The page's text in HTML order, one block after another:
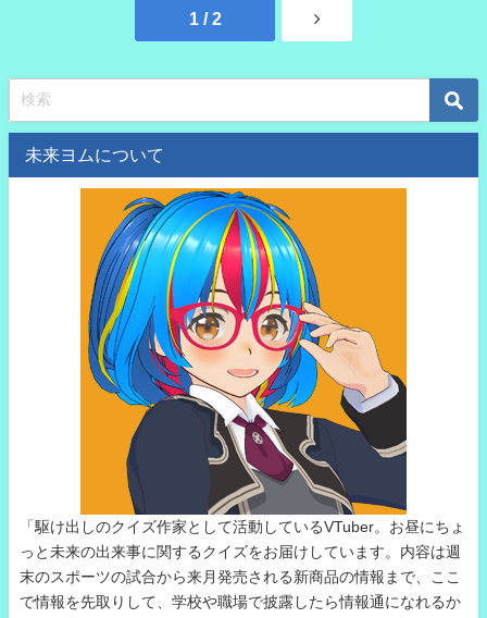
1 / 2
未来ヨムについて
「駆け出しのクイズ作家として活動しているVTuber。お昼にちょ
っと未来の出来事に関するクイズをお届けしています。内容は週
末のスポーツの試合から来月発売される新商品の情報まで、ここ
で情報を先取りして、学校や職場で披露したら情報通になれるか